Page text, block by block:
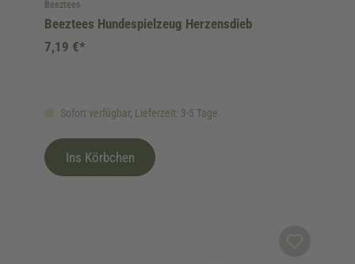
Beeztees
Beeztees Hundespielzeug Herzensdieb
Sofort verfügbar, Lieferzeit: 3-5 Tage
7,19 €*
Ins Körbchen